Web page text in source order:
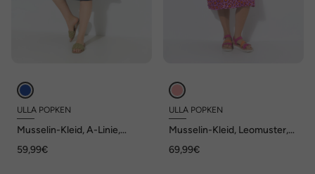
ULLA POPKEN
Musselin-Kleid, A-Linie,
59,99€
ULLA POPKEN
Musselin-Kleid, Leomuster,
Halbarm
69,99€